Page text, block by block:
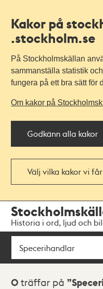
Kakor på
.stockholm.se
På Stockholmskällan
sammanställa statistik
fungera på ett bra sätt för
Om kakor på
Godkänn alla kakor
Välj vilka kakor vi
navigationen
huvudinnehållet
Historia i ord, ljud och
Sök
Sökresultat
0 träffar på